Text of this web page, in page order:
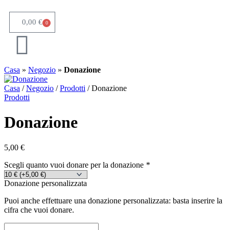
0,00 € 0
Casa » Negozio » Donazione
Casa /Negozio /Prodotti / Donazione
Prodotti
Donazione
5,00 €
Scegli quanto vuoi donare per la donazione *
Donazione personalizzata
Puoi anche effettuare una donazione personalizzata: basta inserire la
cifra che vuoi donare.